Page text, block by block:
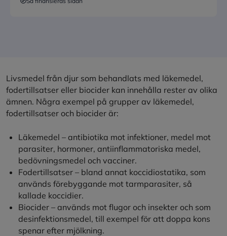
Livsmedel från djur som behandlats med läkemedel,
fodertillsatser eller biocider kan innehålla rester av olika
ämnen. Några exempel på grupper av läkemedel,
fodertillsatser och biocider är:
Läkemedel – antibiotika mot infektioner, medel mot
parasiter, hormoner, antiinflammatoriska medel,
bedövningsmedel och vacciner.
Fodertillsatser – bland annat koccidiostatika, som
används förebyggande mot tarmparasiter, så
kallade koccidier.
Biocider – används mot flugor och insekter och som
desinfektionsmedel, till exempel för att doppa kons
spenar efter mjölkning.